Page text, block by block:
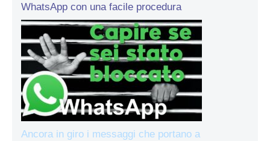
WhatsApp con una facile procedura
Ancora in giro i messaggi che portano a